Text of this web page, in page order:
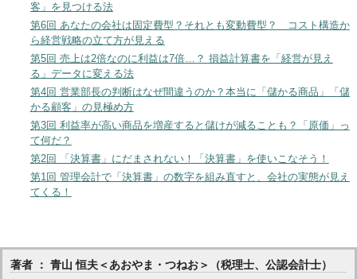
客」を見つける法
第6回 あなたの会社は固定費型？それとも変動費型？ コスト構造か
ら経営戦略の立て方が見える
第5回 売上は2倍なのに利益は7倍…？ 損益計算書を「経営が見え
る」データに変える法
第4回 営業部長の判断はなぜ間違うのか？本当に「儲かる商品」「儲
かる顧客」の見極め方
第3回 利益率が高い商品を増産すると儲けが減ることも？「原価」っ
て何だ？
第2回 「決算書」にだまされない！「決算書」を使いこなそう！
第1回 管理会計で「決算書」の数字を組み直すと、会社の実態が見え
てくる！
著者 ： 青山 恒夫＜あおやま・つねお＞（税理士、公認会計士）